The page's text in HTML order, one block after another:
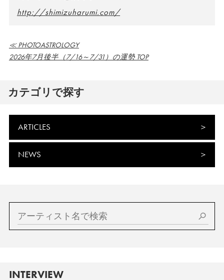
http://shimizuharumi.com/
≪ PHOTOASTROLOGY
2026年7月後半（7/16～7/31）の運勢 TOP
カテゴリで探す
ARTICLES
NEWS
INTERVIEW